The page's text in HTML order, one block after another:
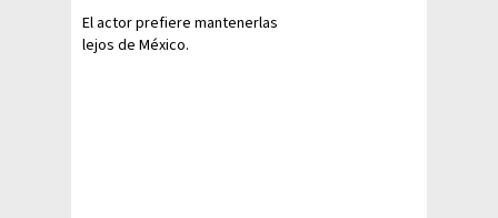
El actor prefiere mantenerlas
lejos de México.